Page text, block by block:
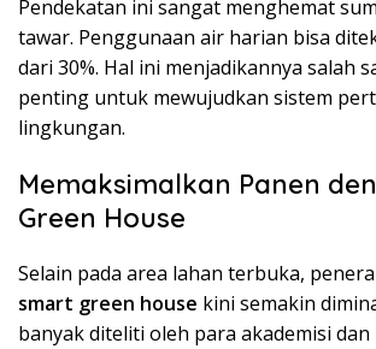
Pendekatan ini sangat menghemat
tawar. Penggunaan air harian bisa
dari 30%. Hal ini menjadikannya salah
penting untuk mewujudkan sistem
lingkungan.
Memaksimalkan Panen
Green House
Selain pada area lahan terbuka,
smart green house kini semakin
banyak diteliti oleh para akademisi dan